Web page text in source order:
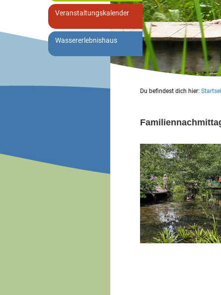
Veranstaltungskalender
Wassererlebnishaus
Du befindest dich hier: